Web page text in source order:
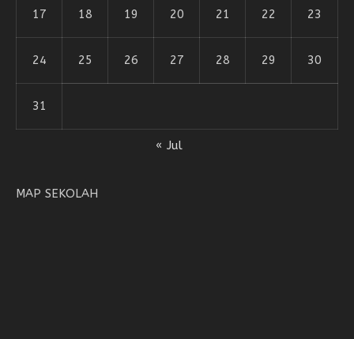
17 18 19 20 21 22 23
24 25 26 27 28 29 30
31
« Jul
MAP SEKOLAH